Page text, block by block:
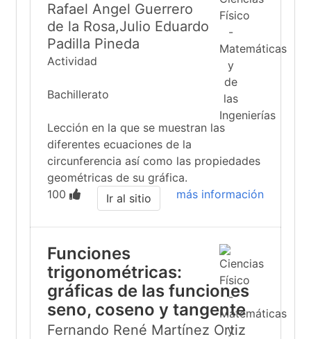
Rafael Angel Guerrero
de la Rosa,Julio Eduardo
Padilla Pineda
Actividad
Bachillerato
Lección en la que se muestran las
diferentes ecuaciones de la
circunferencia así como las propiedades
geométricas de su gráfica.
100
más información
Ir al sitio
Funciones
trigonométricas:
gráficas de las funciones
seno, coseno y tangente
Fernando René Martínez Ortiz